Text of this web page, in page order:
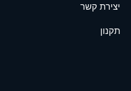
יצירת קשר
תקנון